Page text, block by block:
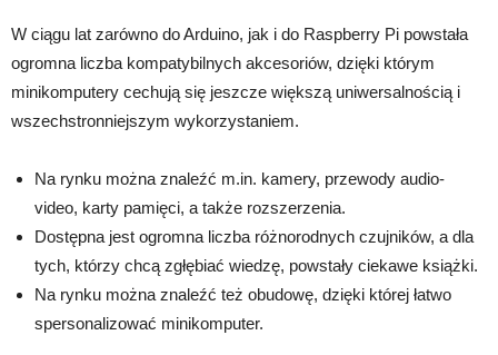
W ciągu lat zarówno do Arduino, jak i do Raspberry Pi powstała
ogromna liczba kompatybilnych akcesoriów, dzięki którym
minikomputery cechują się jeszcze większą uniwersalnością i
wszechstronniejszym wykorzystaniem.
Na rynku można znaleźć m.in. kamery, przewody audio-
video, karty pamięci, a także rozszerzenia.
Dostępna jest ogromna liczba różnorodnych czujników, a dla
tych, którzy chcą zgłębiać wiedzę, powstały ciekawe książki.
Na rynku można znaleźć też obudowę, dzięki której łatwo
spersonalizować minikomputer.